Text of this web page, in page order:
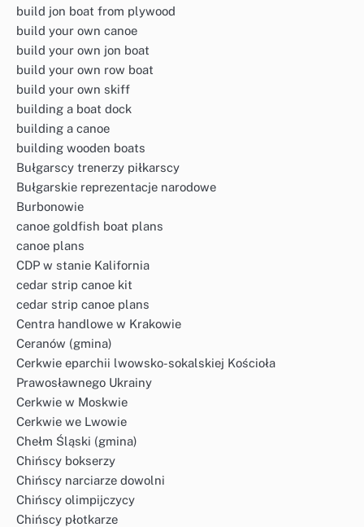
build jon boat from plywood
build your own canoe
build your own jon boat
build your own row boat
build your own skiff
building a boat dock
building a canoe
building wooden boats
Bułgarscy trenerzy piłkarscy
Bułgarskie reprezentacje narodowe
Burbonowie
canoe goldfish boat plans
canoe plans
CDP w stanie Kalifornia
cedar strip canoe kit
cedar strip canoe plans
Centra handlowe w Krakowie
Ceranów (gmina)
Cerkwie eparchii lwowsko-sokalskiej Kościoła
Prawosławnego Ukrainy
Cerkwie w Moskwie
Cerkwie we Lwowie
Chełm Śląski (gmina)
Chińscy bokserzy
Chińscy narciarze dowolni
Chińscy olimpijczycy
Chińscy płotkarze